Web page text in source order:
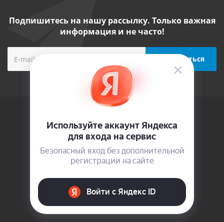
Подпишитесь на нашу рассылку. Только важная
информация и не часто!
О компании
Новости
Сотрудники
Вакансии
Магазины
Политика